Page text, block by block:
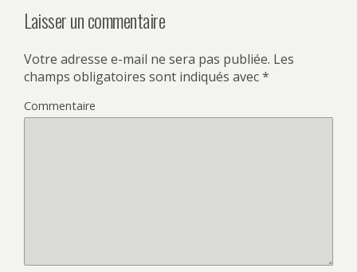
Laisser un commentaire
Votre adresse e-mail ne sera pas publiée. Les
champs obligatoires sont indiqués avec*
Commentaire